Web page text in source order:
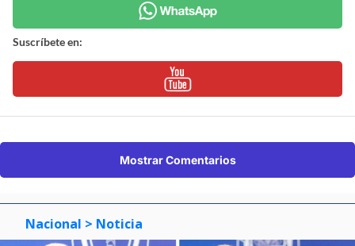
Suscríbete en:
Mostrar Comentarios
Nacional > Noticia